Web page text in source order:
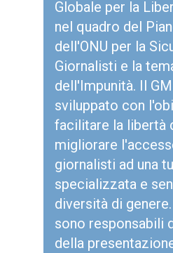
Globale per la
nel quadro del
dell'ONU per la
Giornalisti e la
dell'Impunità. Il
sviluppato con
facilitare la libertà
migliorare
giornalisti ad una
specializzata e
diversità di
sono responsabili
della